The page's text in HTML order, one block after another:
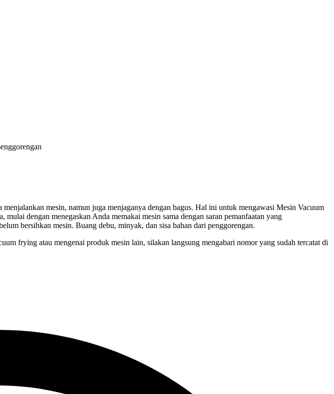
mesin, namun juga menjaganya dengan bagus. Hal ini untuk mengawasi Mesin Vacuum
dengan menegaskan Anda memakai mesin sama dengan saran pemanfaatan yang
bersihkan mesin. Buang debu, minyak, dan sisa bahan dari penggorengan.
frying atau mengenai produk mesin lain, silakan langsung mengabari nomor yang sudah tercatat di